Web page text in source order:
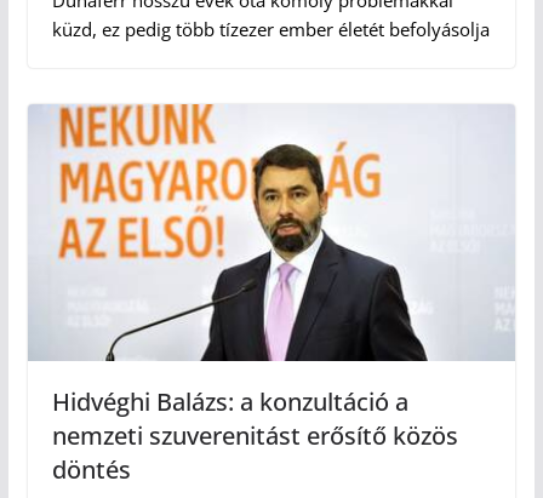
küzd, ez pedig több tízezer ember életét befolyásolja
Hidvéghi Balázs: a konzultáció a
nemzeti szuverenitást erősítő közös
döntés